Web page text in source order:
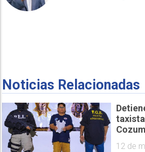
Noticias Relacionadas
12 de